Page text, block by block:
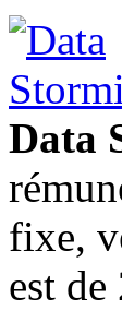
Data
fixe,
est